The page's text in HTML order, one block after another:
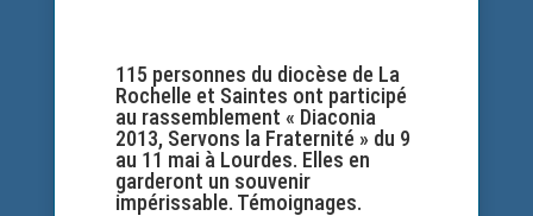
115 personnes du diocèse de La
Rochelle et Saintes ont participé
au rassemblement « Diaconia
2013, Servons la Fraternité » du 9
au 11 mai à Lourdes. Elles en
garderont un souvenir
impérissable. Témoignages.